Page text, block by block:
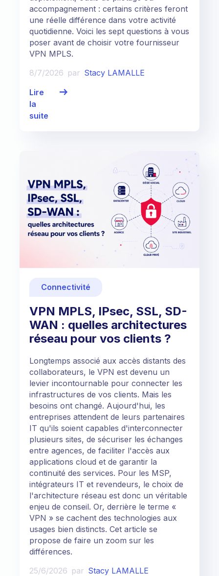
accompagnement : certains critères feront
une réelle différence dans votre activité
quotidienne. Voici les sept questions à vous
poser avant de choisir votre fournisseur
VPN MPLS.
8/7/2026 par Stacy LAMALLE
Lire
la
suite
Connectivité
VPN MPLS, IPsec, SSL, SD-
WAN : quelles architectures
réseau pour vos clients ?
Longtemps associé aux accès distants des
collaborateurs, le VPN est devenu un
levier incontournable pour connecter les
infrastructures de vos clients. Mais les
besoins ont changé. Aujourd'hui, les
entreprises attendent de leurs partenaires
IT qu'ils soient capables d'interconnecter
plusieurs sites, de sécuriser les échanges
entre agences, de faciliter l'accès aux
applications cloud et de garantir la
continuité des services. Pour les MSP,
intégrateurs IT et revendeurs, le choix de
l'architecture réseau est donc un véritable
enjeu de conseil. Or, derrière le terme «
VPN » se cachent des technologies aux
usages bien distincts. Cet article se
propose de faire un zoom sur les
différences.
25/6/2026 par Stacy LAMALLE